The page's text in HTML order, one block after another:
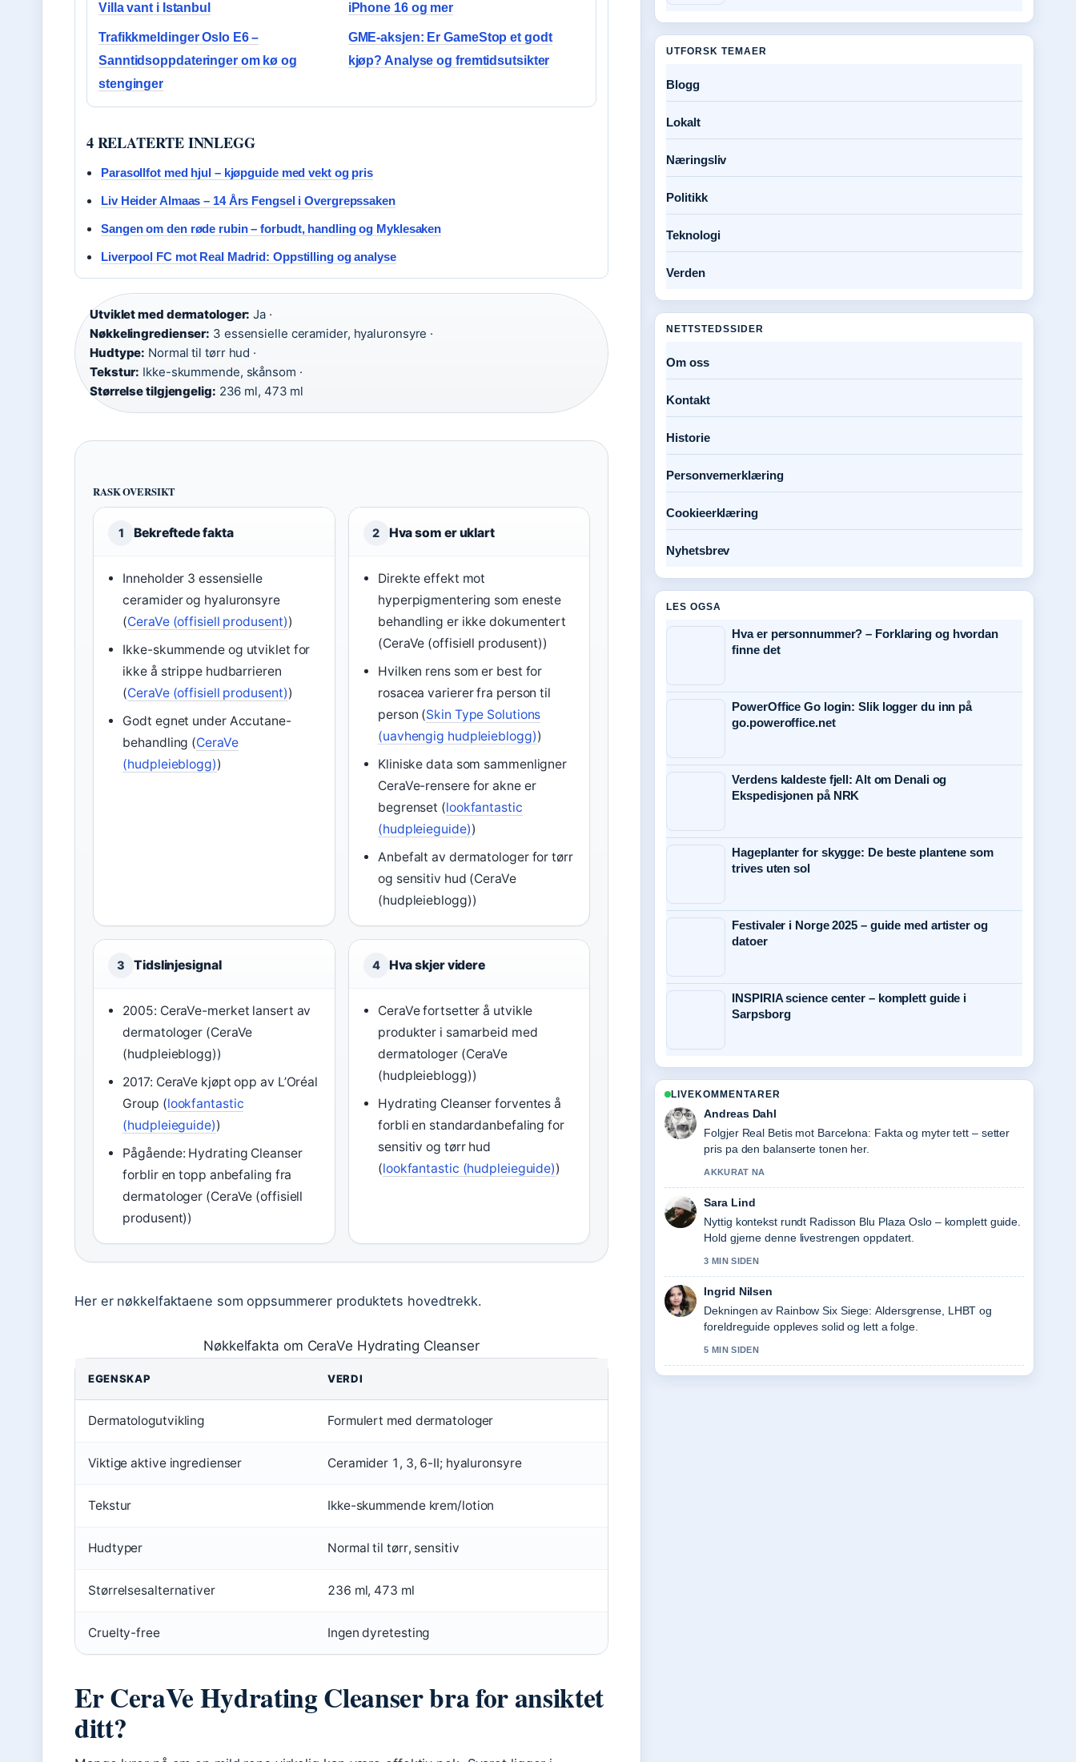
Villa vant i Istanbul
iPhone 16 og mer
Trafikkmeldinger Oslo E6 –
Sanntidsoppdateringer om kø og
stenginger
GME-aksjen: Er GameStop et godt
kjøp? Analyse og fremtidsutsikter
4 RELATERTE INNLEGG
Parasollfot med hjul – kjøpguide med vekt og pris
Liv Heider Almaas – 14 Års Fengsel i Overgrepssaken
Sangen om den røde rubin – forbudt, handling og Myklesaken
Liverpool FC mot Real Madrid: Oppstilling og analyse
Utviklet med dermatologer: Ja ·
Nøkkelingredienser: 3 essensielle ceramider, hyaluronsyre ·
Hudtype: Normal til tørr hud ·
Tekstur: Ikke-skummende, skånsom ·
Størrelse tilgjengelig: 236 ml, 473 ml
RASK OVERSIKT
1 Bekreftede fakta
Inneholder 3 essensielle
ceramider og hyaluronsyre
(CeraVe (offisiell produsent))
Ikke-skummende og utviklet for
ikke å strippe hudbarrieren
(CeraVe (offisiell produsent))
Godt egnet under Accutane-
behandling (CeraVe
(hudpleieblogg))
2 Hva som er uklart
Direkte effekt mot
hyperpigmentering som eneste
behandling er ikke dokumentert
(CeraVe (offisiell produsent))
Hvilken rens som er best for
rosacea varierer fra person til
person (Skin Type Solutions
(uavhengig hudpleieblogg))
Kliniske data som sammenligner
CeraVe-rensere for akne er
begrenset (lookfantastic
(hudpleieguide))
Anbefalt av dermatologer for tørr
og sensitiv hud (CeraVe
(hudpleieblogg))
3 Tidslinjesignal
2005: CeraVe-merket lansert av
dermatologer (CeraVe
(hudpleieblogg))
2017: CeraVe kjøpt opp av L’Oréal
Group (lookfantastic
(hudpleieguide))
Pågående: Hydrating Cleanser
forblir en topp anbefaling fra
dermatologer (CeraVe (offisiell
produsent))
4 Hva skjer videre
CeraVe fortsetter å utvikle
produkter i samarbeid med
dermatologer (CeraVe
(hudpleieblogg))
Hydrating Cleanser forventes å
forbli en standardanbefaling for
sensitiv og tørr hud
(lookfantastic (hudpleieguide))
Her er nøkkelfaktaene som oppsummerer produktets hovedtrekk.
Nøkkelfakta om CeraVe Hydrating Cleanser
EGENSKAP VERDI
Dermatologutvikling Formulert med dermatologer
Viktige aktive ingredienser Ceramider 1, 3, 6-II; hyaluronsyre
Tekstur Ikke-skummende krem/lotion
Hudtyper Normal til tørr, sensitiv
Størrelsesalternativer 236 ml, 473 ml
Cruelty-free Ingen dyretesting
Er CeraVe Hydrating Cleanser bra for ansiktet
ditt?
UTFORSK TEMAER
Blogg
Lokalt
Næringsliv
Politikk
Teknologi
Verden
NETTSTEDSSIDER
Om oss
Kontakt
Historie
Personvernerklæring
Cookieerklæring
Nyhetsbrev
LES OGSA
Hva er personnummer? – Forklaring og hvordan
finne det
PowerOffice Go login: Slik logger du inn på
go.poweroffice.net
Verdens kaldeste fjell: Alt om Denali og
Ekspedisjonen på NRK
Hageplanter for skygge: De beste plantene som
trives uten sol
Festivaler i Norge 2025 – guide med artister og
datoer
INSPIRIA science center – komplett guide i
Sarpsborg
LIVEKOMMENTARER
Andreas Dahl
Folgjer Real Betis mot Barcelona: Fakta og myter tett – setter
pris pa den balanserte tonen her.
AKKURAT NA
Sara Lind
Nyttig kontekst rundt Radisson Blu Plaza Oslo – komplett guide.
Hold gjerne denne livestrengen oppdatert.
3 MIN SIDEN
Ingrid Nilsen
Dekningen av Rainbow Six Siege: Aldersgrense, LHBT og
foreldreguide oppleves solid og lett a folge.
5 MIN SIDEN